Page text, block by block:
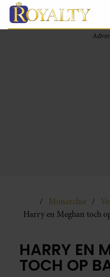
Monarchie
Harry en Meghan toch
HARRY EN
TOCH OP